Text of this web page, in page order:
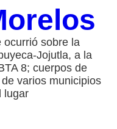
ocurrió sobre la
Jojutla, a la
8; cuerpos de
varios municipios
lugar